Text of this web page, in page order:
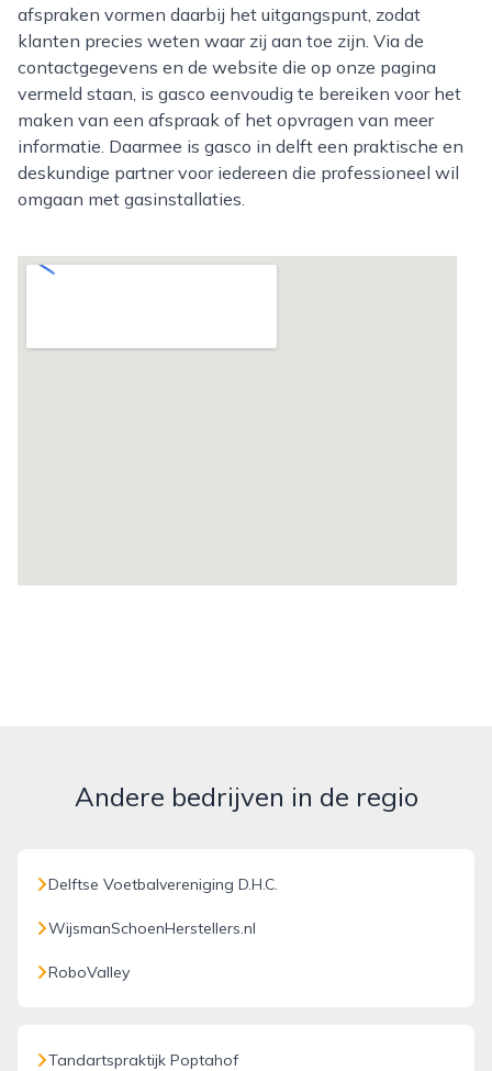
afspraken vormen daarbij het uitgangspunt, zodat
klanten precies weten waar zij aan toe zijn. Via de
contactgegevens en de website die op onze pagina
vermeld staan, is gasco eenvoudig te bereiken voor het
maken van een afspraak of het opvragen van meer
informatie. Daarmee is gasco in delft een praktische en
deskundige partner voor iedereen die professioneel wil
omgaan met gasinstallaties.
Andere bedrijven in de regio
Delftse Voetbalvereniging D.H.C.
WijsmanSchoenHerstellers.nl
RoboValley
Tandartspraktijk Poptahof